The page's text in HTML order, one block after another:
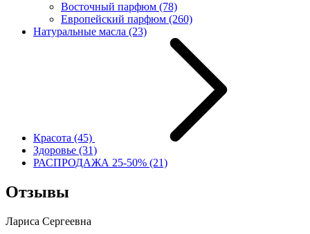
Восточный парфюм (78)
Европейский парфюм (260)
Натуральные масла (23)
Красота (45)
Здоровье (31)
РАСПРОДАЖА 25-50% (21)
Отзывы
Лариса Сергеевна